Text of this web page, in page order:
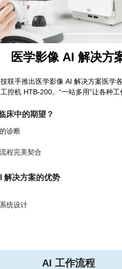
医学影像 AI 解决方
联手推出医学影像 AI 解决方案医学
控机 HTB-200。“一站多用”让各种
床中的期望？
诊断
程完美契合
解决方案的优势
统设计
AI 工作流程